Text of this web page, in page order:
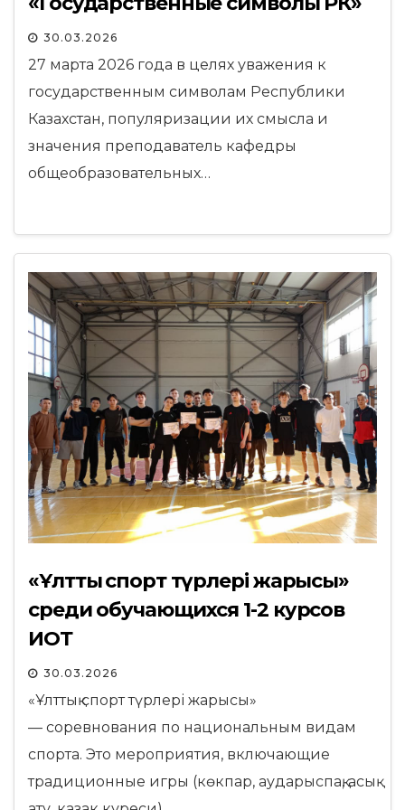
30.03.2026
27 марта 2026 года в целях уважения к
государственным символам Республики
Казахстан, популяризации их смысла и
значения преподаватель кафедры
общеобразовательных…
«Ұлттық спорт түрлері жарысы»
среди обучающихся 1-2 курсов
ИОТ
30.03.2026
«Ұлттық спорт түрлері жарысы»
— соревнования по национальным видам
спорта. Это мероприятия, включающие
традиционные игры (көкпар, аударыспақ, асық